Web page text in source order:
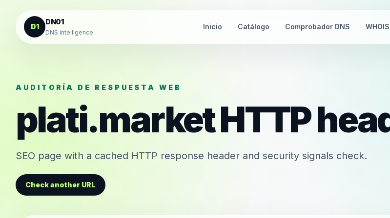
Saltar al contenido
D1
DN01
DNS intelligence
Inicio Catálogo Comprobador DNS WHOIS
AUDITORÍA DE RESPUESTA WEB
plati.marketHTTP
SEO page with a cached HTTP response header and security signals check.
Check another URL